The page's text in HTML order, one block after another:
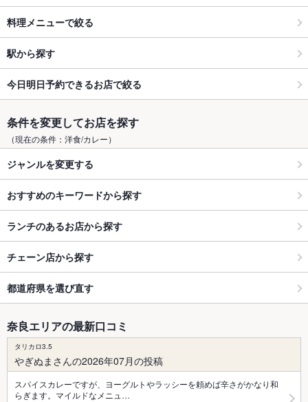
料理メニューで絞る
駅から探す
今日明日予約できるお店で絞る
条件を変更してお店を探す
（現在の条件：洋食/カレー）
ジャンルを変更する
おすすめのキーワードから探す
ランチのあるお店から探す
チェーン店から探す
都道府県を選び直す
奈良エリアの最新口コミ
タリカロ3.5
やぎぬまさんの2026年07月の投稿
スパイスカレーですが、ヨーグルトやラッシーを頼めば辛さがかなり和
らぎます。マイルドなメニュ…